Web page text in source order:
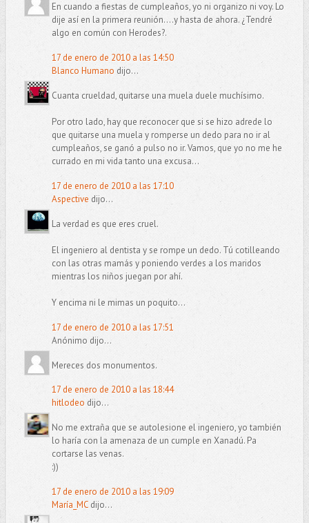
En cuando a fiestas de cumpleaños, yo ni organizo ni voy. Lo
dije así en la primera reunión....y hasta de ahora. ¿Tendré
algo en común con Herodes?.
17 de enero de 2010 a las 14:50
Blanco Humano dijo...
Cuanta crueldad, quitarse una muela duele muchísimo.
Por otro lado, hay que reconocer que si se hizo adrede lo
que quitarse una muela y romperse un dedo para no ir al
cumpleaños, se ganó a pulso no ir. Vamos, que yo no me he
currado en mi vida tanto una excusa...
17 de enero de 2010 a las 17:10
Aspective dijo...
La verdad es que eres cruel.
El ingeniero al dentista y se rompe un dedo. Tú cotilleando
con las otras mamás y poniendo verdes a los maridos
mientras los niños juegan por ahí.
Y encima ni le mimas un poquito...
17 de enero de 2010 a las 17:51
Anónimo dijo...
Mereces dos monumentos.
17 de enero de 2010 a las 18:44
hitlodeo dijo...
No me extraña que se autolesione el ingeniero, yo también
lo haría con la amenaza de un cumple en Xanadú. Pa
cortarse las venas.
:))
17 de enero de 2010 a las 19:09
María_MCdijo...